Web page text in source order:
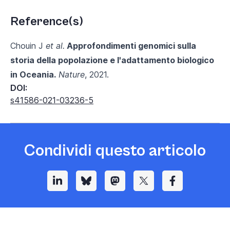
Reference(s)
Chouin J et al. Approfondimenti genomici sulla
storia della popolazione e l'adattamento biologico
in Oceania. Nature, 2021.
DOI:
s41586-021-03236-5
Condividi questo articolo